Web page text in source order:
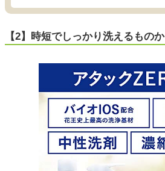
【2】時短でしっかり洗えるものか